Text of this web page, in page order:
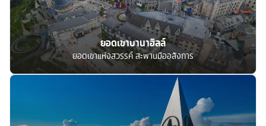
ยอดเขาบานาฮิลล์
ยอดเขาแห่งสวรรค์ สะพานมืออลังการ